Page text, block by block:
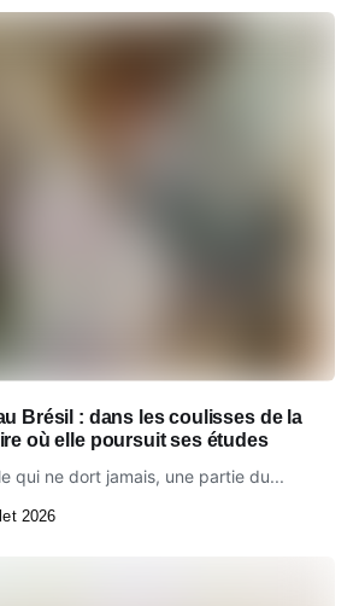
Brésil : dans les coulisses de la
où elle poursuit ses études
qui ne dort jamais, une partie du...
2026